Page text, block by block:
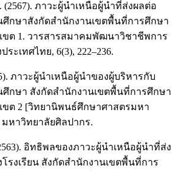
ภาวะผู้นำเหนือผู้นำที่ส่งผลต่อ
กษาสังกัดสำนักงานเขตพื้นที่การศึกษา
ขต 1. วารสารสมาคมพัฒนาวิชาชีพการ
ะเทศไทย, 6(3), 222–236.
ภาวะผู้นำเหนือผู้นำของผู้บริหารกับ
กษา สังกัดสำนักงานเขตพื้นที่การศึกษา
ขต 2 [วิทยานิพนธ์ศึกษาศาสตรมหา
หาวิทยาลัยศิลปากร.
อิทธิพลของภาวะผู้นำเหนือผู้นำที่ส่ง
รงเรียน สังกัดสำนักงานเขตพื้นที่การ